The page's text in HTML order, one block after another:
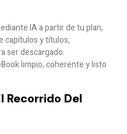
IA a partir de tu plan,
capítulos y títulos,
ser descargado.
limpio, coherente y listo
Recorrido Del